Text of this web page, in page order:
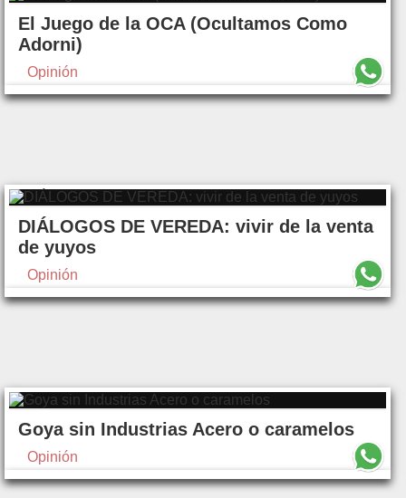
El Juego de la OCA (Ocultamos Como
Adorni)
Opinión
DIÁLOGOS DE VEREDA: vivir de la venta
de yuyos
Opinión
Goya sin Industrias Acero o caramelos
Opinión